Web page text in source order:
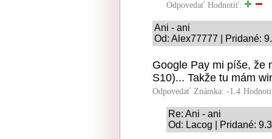
Odpovedať Hodnotiť:
Ani - ani
Od: Alex77777 | Pridané:
Google Pay mi píše, že
S10)... Takže tu mám
Odpovedať Známka: -1.4
Re: Ani - ani
Od: Lacog | Pridané: